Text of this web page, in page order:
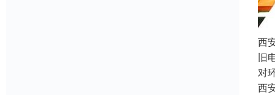
西
旧
对
西